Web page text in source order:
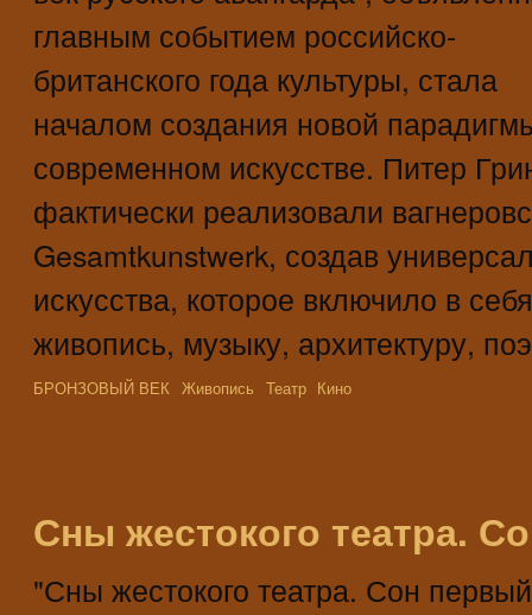
главным событием российско-
британского года культуры, стала
началом создания новой
современном искусстве. Питер
фактически реализовали
Gesamtkunstwerk, создав
искусства, которое включило в
живопись, музыку, архитектуру,
БРОНЗОВЫЙ ВЕК Живопись Театр Кино
Сны жестокого театра.
"Сны жестокого театра. Сон